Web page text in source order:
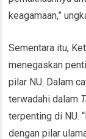
keagamaan,”
Sementara itu,
menegaskan
pilar NU. Dalam
terwadahi dalam
terpenting di NU.
dengan pilar